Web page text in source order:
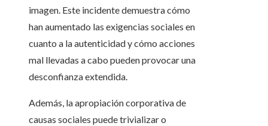
imagen. Este incidente demuestra cómo
han aumentado las exigencias sociales en
cuanto a la autenticidad y cómo acciones
mal llevadas a cabo pueden provocar una
desconfianza extendida.
Además, la apropiación corporativa de
causas sociales puede trivializar o